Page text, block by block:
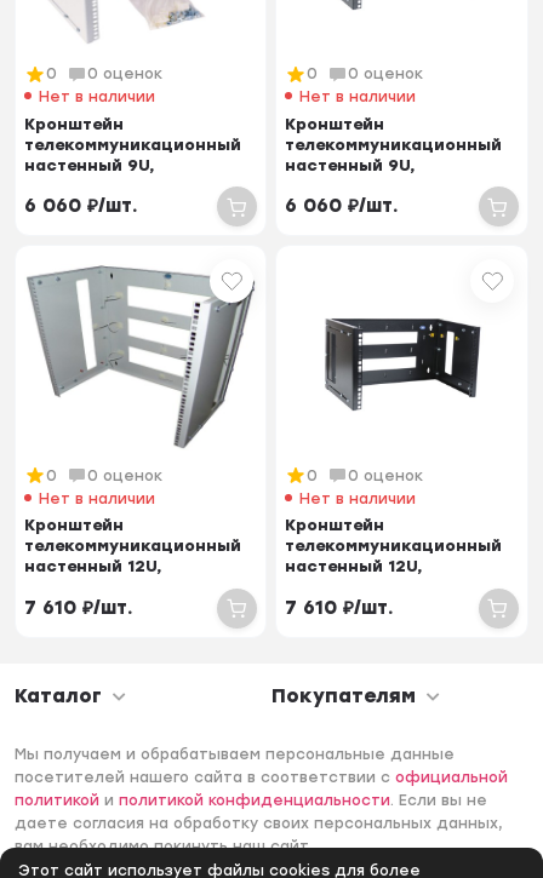
Этот сайт использует файлы cookies для более
0
0 оценок
Нет в наличии
Кронштейн
телекоммуникационный
настенный 9U,
300-450 мм
6 060 ₽/шт.
0
0 оценок
Нет в наличии
Кронштейн
телекоммуникационный
настенный 9U,
300-450 мм,...
6 060 ₽/шт.
0
0 оценок
Нет в наличии
Кронштейн
телекоммуникационный
настенный 12U,
300-450 мм
7 610 ₽/шт.
0
0 оценок
Нет в наличии
Кронштейн
телекоммуникационный
настенный 12U,
300-450 мм...
7 610 ₽/шт.
Каталог Покупателям
Мы получаем и обрабатываем персональные данные
посетителей нашего сайта в соответствии софициальной
политикой иполитикой конфиденциальности. Если вы не
даете согласия на обработку своих персональных данных,
вам необходимо покинуть наш сайт.